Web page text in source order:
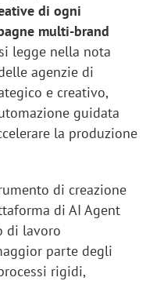
di ogni
multi-brand
legge nella nota
agenzie di
e creativo,
guidata
la produzione
di creazione
di AI Agent
di lavoro
parte degli
rigidi,